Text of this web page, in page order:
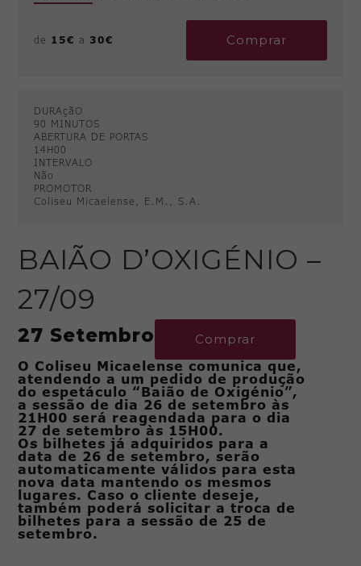
de 15€ a 30€ Comprar
DURAçãO
90 MINUTOS
ABERTURA DE PORTAS
14H00
INTERVALO
Não
PROMOTOR
Coliseu Micaelense, E.M., S.A.
BAIÃO D’OXIGÉNIO –
27/09
27 Setembro Comprar
O Coliseu Micaelense comunica que,
atendendo a um pedido de produção
do espetáculo “Baião de Oxigénio”,
a sessão de dia 26 de setembro às
21H00 será reagendada para o dia
27 de setembro às 15H00.
Os bilhetes já adquiridos para a
data de 26 de setembro, serão
automaticamente válidos para esta
nova data mantendo os mesmos
lugares. Caso o cliente deseje,
também poderá solicitar a troca de
bilhetes para a sessão de 25 de
setembro.